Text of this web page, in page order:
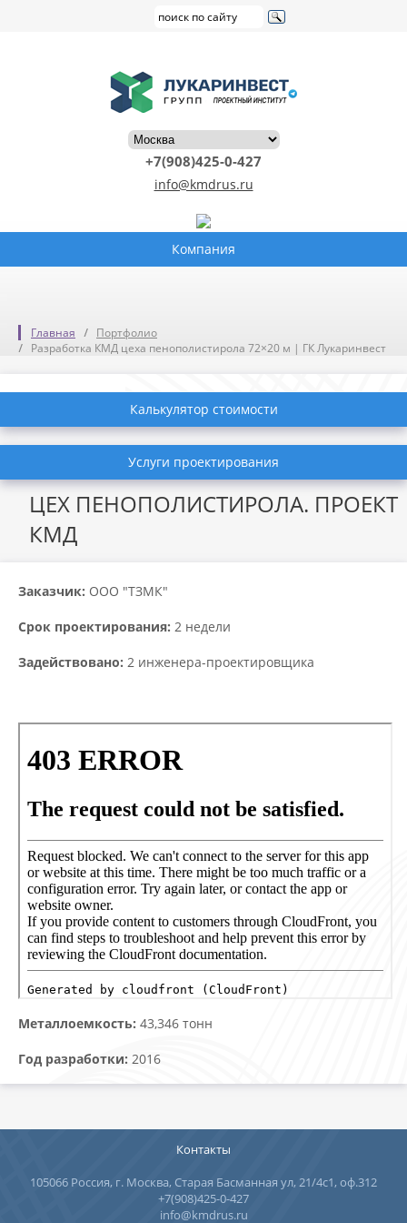
+7(908)425-0-427
info@kmdrus.ru
Компания
Главная
Портфолио
Разработка КМД цеха пенополистирола 72×20 м | ГК Лукаринвест
Калькулятор стоимости
Услуги проектирования
ЦЕХ ПЕНОПОЛИСТИРОЛА. ПРОЕКТ
КМД
Заказчик: ООО "ТЗМК"
Срок проектирования: 2 недели
Задействовано: 2 инженера-проектировщика
Металлоемкость: 43,346 тонн
Год разработки: 2016
Контакты
105066 Россия, г. Москва, Старая Басманная ул, 21/4с1, оф.312
+7(908)425-0-427
info@kmdrus.ru